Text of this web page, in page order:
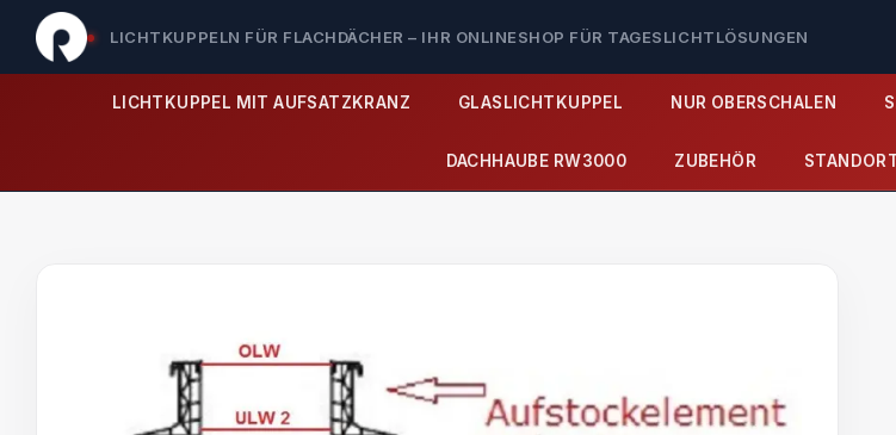
LICHTKUPPELN FÜR FLACHDÄCHER – IHR ONLINESHOP FÜR TAGESLICHTLÖSUNGEN
LICHTKUPPEL MIT AUFSATZKRANZ GLASLICHTKUPPEL NUR OBERSCHALEN
DACHHAUBE RW3000 ZUBEHÖR